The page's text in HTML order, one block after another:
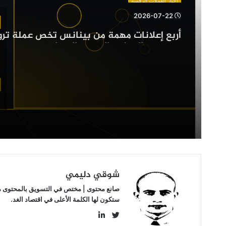
2026-07-22
وعدد من العملات الرقمية البديلة
شوقي دليمي
صانع محتوى | مختص في التسويق بالمحتوى
ستكون لها الكلمة الأعلى في اقتصاد الغد.